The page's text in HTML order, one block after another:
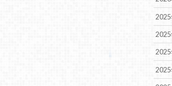
2025
2025
2025
2025